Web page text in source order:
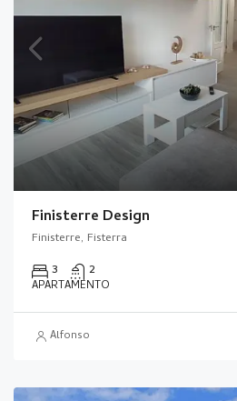
Finisterre Design
Finisterre, Fisterra
3 2
APARTAMENTO
Alfonso